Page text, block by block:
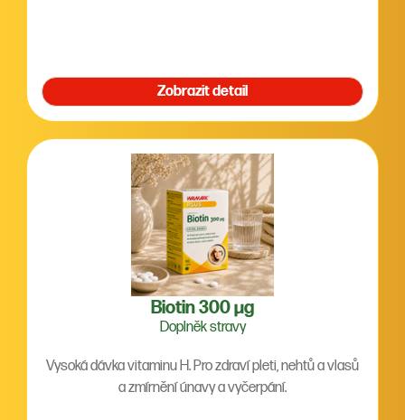
Zobrazit detail
Biotin 300 µg
Doplněk stravy
Vysoká dávka vitaminu H. Pro zdraví pleti, nehtů a vlasů
a zmírnění únavy a vyčerpání.